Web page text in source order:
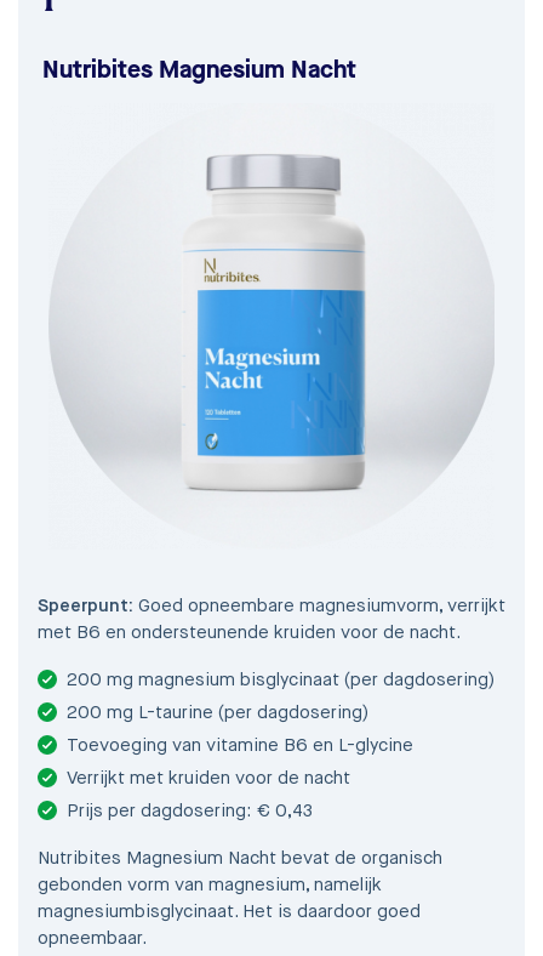
Nutribites Magnesium Nacht
Speerpunt: Goed opneembare magnesiumvorm, verrijkt
met B6 en ondersteunende kruiden voor de nacht.
200 mg magnesium bisglycinaat (per dagdosering)
200 mg L-taurine (per dagdosering)
Toevoeging van vitamine B6 en L-glycine
Verrijkt met kruiden voor de nacht
Prijs per dagdosering: € 0,43
Nutribites Magnesium Nacht bevat de organisch
gebonden vorm van magnesium, namelijk
magnesiumbisglycinaat. Het is daardoor goed
opneembaar.